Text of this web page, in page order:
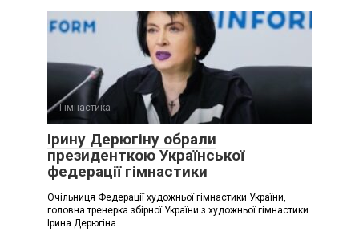
Гімнастика
Ірину Дерюгіну обрали
президенткою Української
федерації гімнастики
Очільниця Федерації художньої гімнастики України,
головна тренерка збірної України з художньої гімнастики
Ірина Дерюгіна